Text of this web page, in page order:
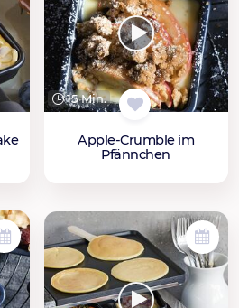
15 Min.
Apple-Crumble im
Pfännchen